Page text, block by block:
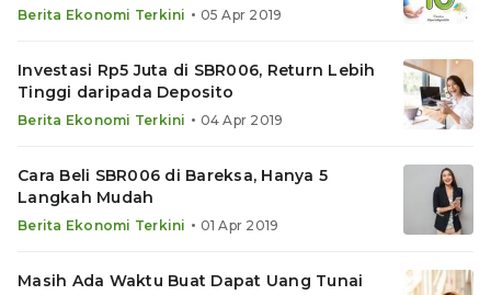
Berita Ekonomi Terkini • 05 Apr 2019
Investasi Rp5 Juta di SBR006, Return Lebih
Tinggi daripada Deposito
Berita Ekonomi Terkini • 04 Apr 2019
Cara Beli SBR006 di Bareksa, Hanya 5
Langkah Mudah
Berita Ekonomi Terkini • 01 Apr 2019
Masih Ada Waktu Buat Dapat Uang Tunai